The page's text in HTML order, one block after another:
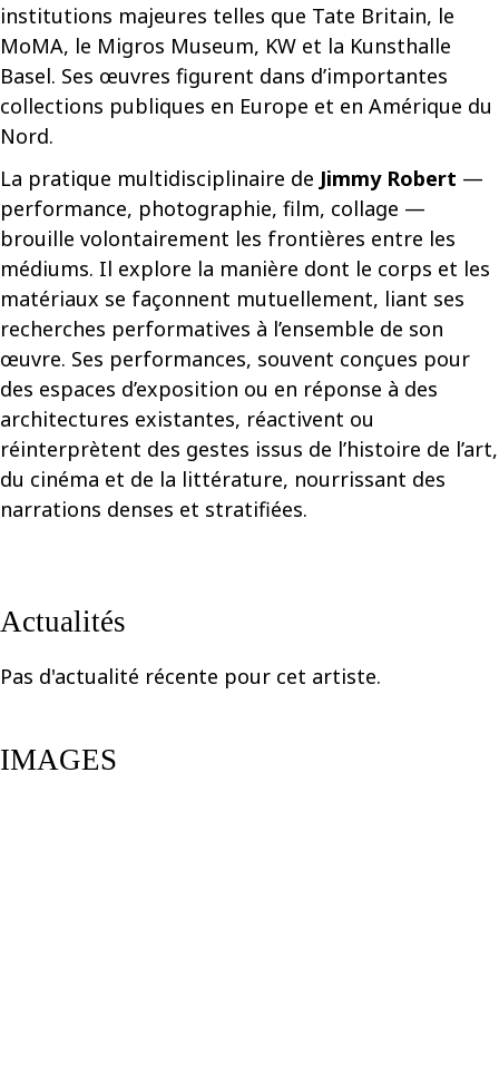
institutions majeures telles que Tate Britain, le
MoMA, le Migros Museum, KW et la Kunsthalle
Basel. Ses œuvres figurent dans d’importantes
collections publiques en Europe et en Amérique du
Nord.
La pratique multidisciplinaire de Jimmy Robert —
performance, photographie, film, collage —
brouille volontairement les frontières entre les
médiums. Il explore la manière dont le corps et les
matériaux se façonnent mutuellement, liant ses
recherches performatives à l’ensemble de son
œuvre. Ses performances, souvent conçues pour
des espaces d’exposition ou en réponse à des
architectures existantes, réactivent ou
réinterprètent des gestes issus de l’histoire de l’art,
du cinéma et de la littérature, nourrissant des
narrations denses et stratifiées.
Actualités
Pas d'actualité récente pour cet artiste.
IMAGES